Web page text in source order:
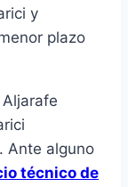
y
plazo
Ante alguno
técnico de